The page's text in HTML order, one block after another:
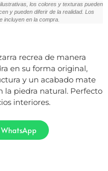
los colores y texturas pueden
y pueden diferir de la realidad. Los
incluyen en la compra.
recrea de manera
en su forma original,
y un acabado mate
la piedra natural. Perfecto
interiores.